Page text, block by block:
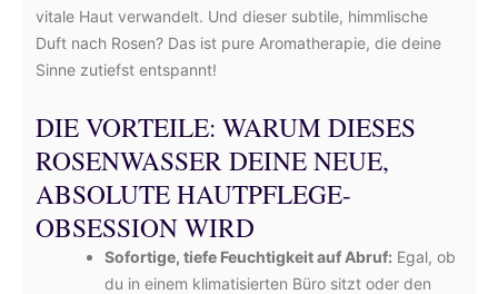
vitale Haut verwandelt. Und dieser subtile, himmlische
Duft nach Rosen? Das ist pure Aromatherapie, die deine
Sinne zutiefst entspannt!
DIE VORTEILE: WARUM DIESES
ROSENWASSER DEINE NEUE,
ABSOLUTE HAUTPFLEGE-
OBSESSION WIRD
Sofortige, tiefe Feuchtigkeit auf Abruf: Egal, ob
du in einem klimatisierten Büro sitzt oder den